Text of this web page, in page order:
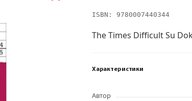
ISBN: 9780007440344
The Times Difficult Su
Характеристики
Автор